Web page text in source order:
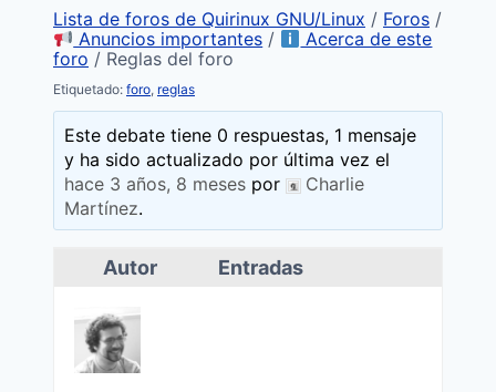
Lista de foros de Quirinux GNU/Linux / Foros /
Anuncios importantes /
Acerca de este
foro / Reglas del foro
Etiquetado: foro, reglas
Este debate tiene 0 respuestas, 1 mensaje
y ha sido actualizado por última vez el
hace 3 años, 8 meses por
Charlie
Martínez.
Autor Entradas